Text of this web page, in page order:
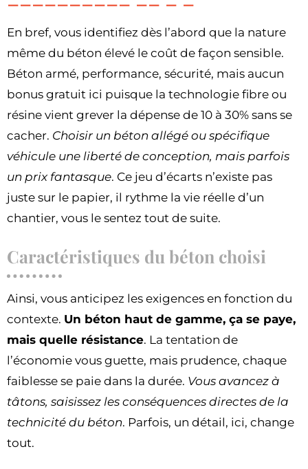
En bref, vous identifiez dès l’abord que la nature
même du béton élevé le coût de façon sensible.
Béton armé, performance, sécurité, mais aucun
bonus gratuit ici puisque la technologie fibre ou
résine vient grever la dépense de 10 à 30% sans se
cacher. Choisir un béton allégé ou spécifique
véhicule une liberté de conception, mais parfois
un prix fantasque. Ce jeu d’écarts n’existe pas
juste sur le papier, il rythme la vie réelle d’un
chantier, vous le sentez tout de suite.
Caractéristiques du béton choisi
Ainsi, vous anticipez les exigences en fonction du
contexte. Un béton haut de gamme, ça se paye,
mais quelle résistance. La tentation de
l’économie vous guette, mais prudence, chaque
faiblesse se paie dans la durée. Vous avancez à
tâtons, saisissez les conséquences directes de la
technicité du béton. Parfois, un détail, ici, change
tout.